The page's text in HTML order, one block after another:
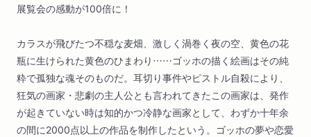
展覧会の感動が100倍に！
カラスが飛びたつ不穏な麦畑、激しく渦巻く夜の空、黄色の花
瓶に生けられた黄色のひまわり……ゴッホの描く絵画はその純
粋で孤独な魂そのものだ。耳切り事件やピストル自殺により、
狂気の画家・悲劇の主人公とも言われてきたこの画家は、発作
が起きていない時は知的かつ冷静な画家として、わずか十年余
の間に2000点以上の作品を制作したという。ゴッホの夢や恋愛